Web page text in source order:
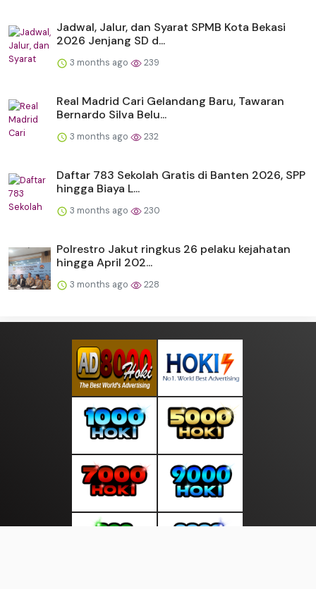
Jadwal, Jalur, dan Syarat SPMB Kota Bekasi
2026 Jenjang SD d...
3 months ago 239
Real Madrid Cari Gelandang Baru, Tawaran
Bernardo Silva Belu...
3 months ago 232
Daftar 783 Sekolah Gratis di Banten 2026, SPP
hingga Biaya L...
3 months ago 230
Polrestro Jakut ringkus 26 pelaku kejahatan
hingga April 202...
3 months ago 228